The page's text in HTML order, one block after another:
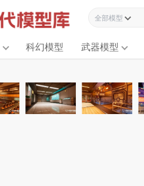
全部模型资源
科幻模型 武器模型